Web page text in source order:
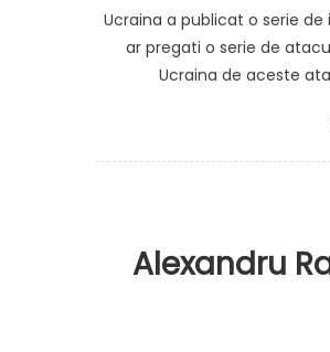
Ucraina a publicat o serie
ar pregati o serie de
Ucraina de aceste
Alexandru